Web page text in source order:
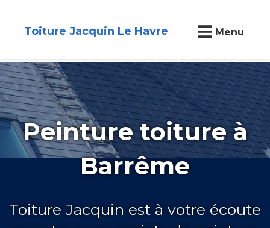
Toiture Jacquin Le Havre Menu
Peinture toiture à
Barrême
Toiture Jacquin est à votre écoute